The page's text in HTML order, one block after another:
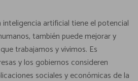
inteligencia artificial tiene el potencial
también puede mejorar y
trabajamos y vivimos. Es
y los gobiernos consideren
sociales y económicas de la